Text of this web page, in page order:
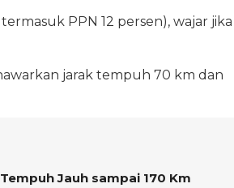
PPN 12 persen), wajar jika
jarak tempuh 70 km dan
Jauh sampai 170 Km